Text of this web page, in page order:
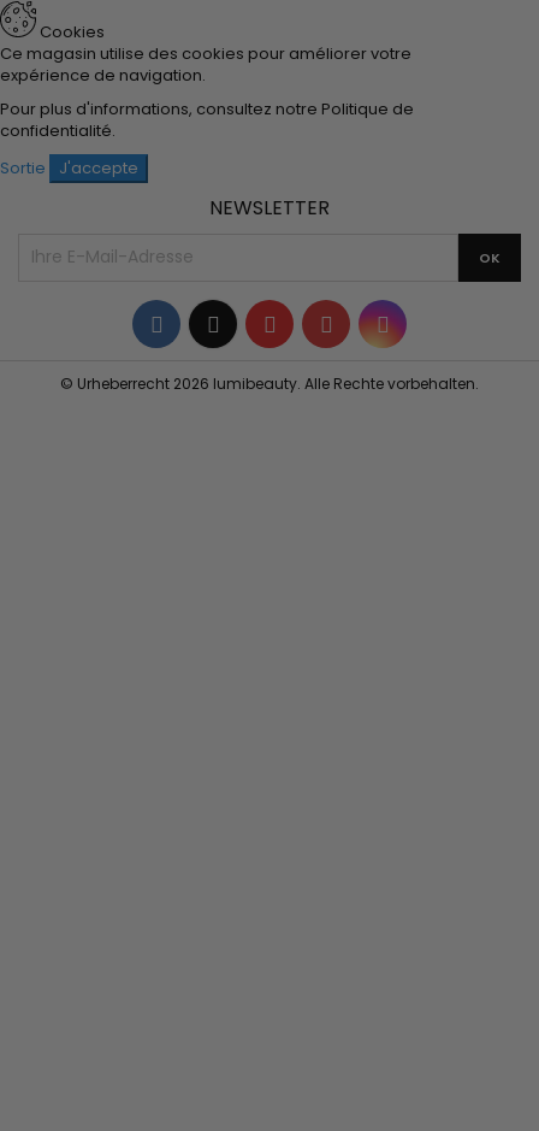
Cookies
Ce magasin utilise des cookies pour améliorer votre
expérience de navigation.
Pour plus d'informations, consultez notre Politique de
confidentialité.
Sortie
J'accepte
NEWSLETTER
Facebook
TwitterYouTubePinterestInstagram
© Urheberrecht 2026 lumibeauty. Alle Rechte vorbehalten.